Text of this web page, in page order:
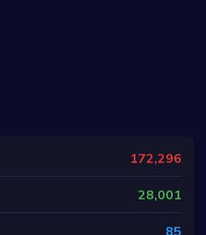
172,296
28,001
85